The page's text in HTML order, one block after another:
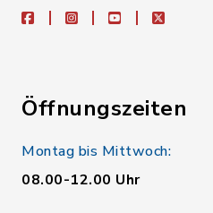
facebookinstagramyoutubeX
Öffnungszeiten
Montag bis Mittwoch:
08.00-12.00 Uhr